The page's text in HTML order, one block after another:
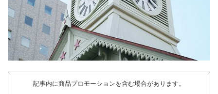
記事内に商品プロモーションを含む場合があります。